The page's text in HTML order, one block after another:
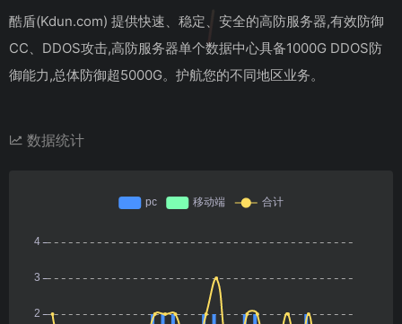
酷盾(Kdun.com) 提供快速、稳定、安全的高防服务器,有效防御
CC、DDOS攻击,高防服务器单个数据中心具备1000G DDOS防
御能力,总体防御超5000G。护航您的不同地区业务。
数据统计